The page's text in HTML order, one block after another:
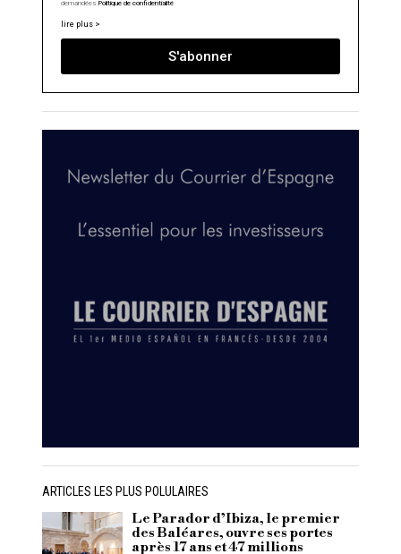
demandées.Politique de confidentialité
lire plus >
S'abonner
ARTICLES LES PLUS POLULAIRES
Le Parador d’Ibiza, le premier
des Baléares, ouvre ses portes
après 17 ans et 47 millions